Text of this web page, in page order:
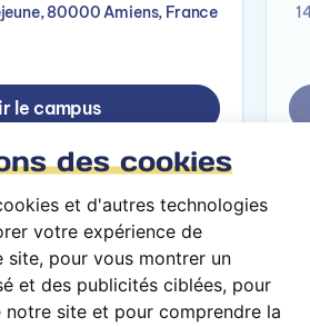
des cookies
et d'autres technologies
votre expérience de
site, pour vous montrer un
et des publicités ciblées, pour
site et pour comprendre la
80000 Amiens, France
le campus